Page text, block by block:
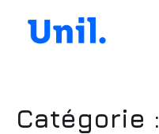
Catégorie :